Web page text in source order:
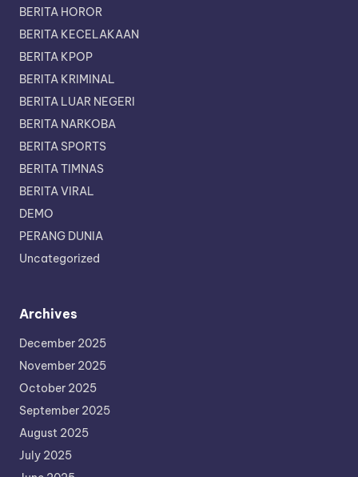
BERITA HOROR
BERITA KECELAKAAN
BERITA KPOP
BERITA KRIMINAL
BERITA LUAR NEGERI
BERITA NARKOBA
BERITA SPORTS
BERITA TIMNAS
BERITA VIRAL
DEMO
PERANG DUNIA
Uncategorized
Archives
December 2025
November 2025
October 2025
September 2025
August 2025
July 2025